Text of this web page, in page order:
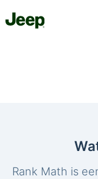
Rank Math is